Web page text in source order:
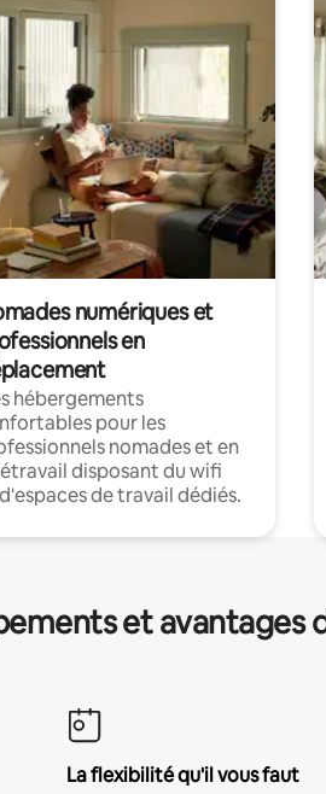
numériques et
en
hébergements
pour les
nomades et en
disposant du wifi
de travail dédiés.
et avantages
La flexibilité qu'il vous faut